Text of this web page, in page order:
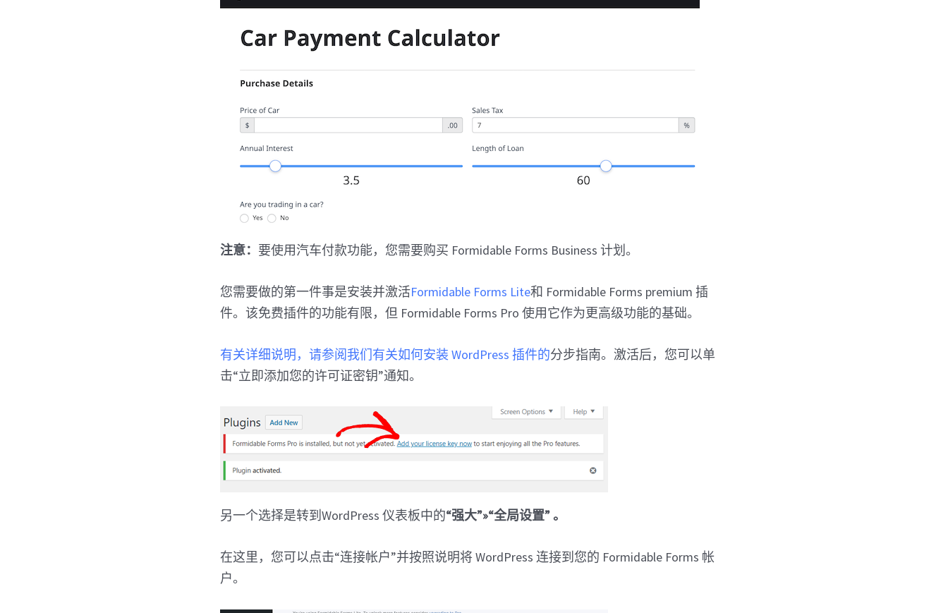
注意： 要使用汽车付款功能，您需要购买 Formidable Forms Business 计划。
您需要做的第一件事是安装并激活Formidable Forms Lite和 Formidable Forms premium 插
件。该免费插件的功能有限，但 Formidable Forms Pro 使用它作为更高级功能的基础。
有关详细说明，请参阅我们有关如何安装 WordPress 插件的分步指南。激活后，您可以单
击“立即添加您的许可证密钥”通知。
另一个选择是转到WordPress 仪表板中的“强大”»“全局设置” 。
在这里，您可以点击“连接帐户”并按照说明将 WordPress 连接到您的 Formidable Forms 帐
户。